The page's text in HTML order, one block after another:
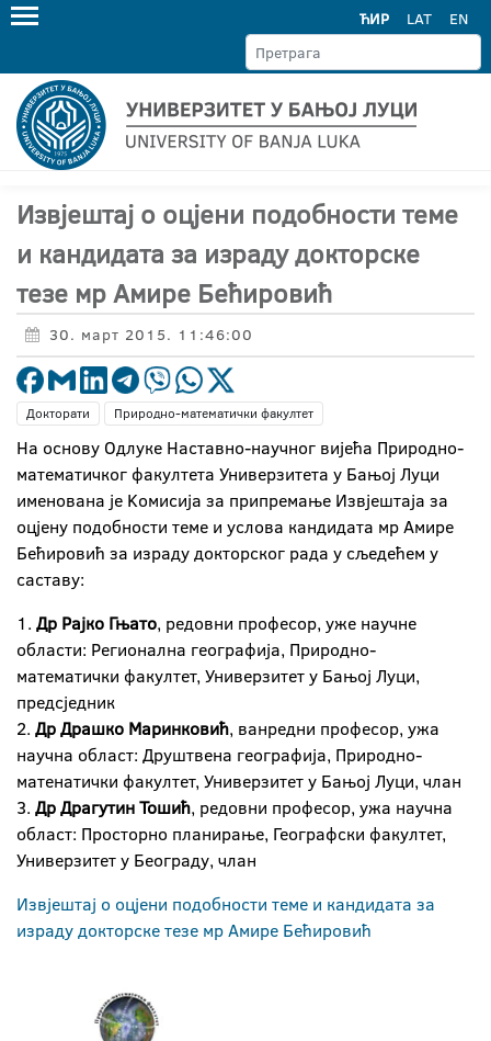
ЋИР LAT EN
Извјештај о оцјени подобности теме
и кандидата за израду докторске
тезе мр Амире Бећировић
30. март 2015. 11:46:00
Докторати Природно-математички факултет
На основу Одлуке Наставно-научног вијећа Природно-
математичког факултета Универзитета у Бањој Луци
именована је Kомисија за припремање Извјештаја за
оцјену подобности теме и услова кандидата мр Амире
Бећировић за израду докторског рада у сљедећем у
саставу:
1. Др Рајко Гњато, редовни професор, уже научне
области: Регионална географија, Природно-
математички факултет, Универзитет у Бањој Луци,
предсједник
2. Др Драшко Маринковић, ванредни професор, ужа
научна област: Друштвена географија, Природно-
матенатички факултет, Универзитет у Бањој Луци, члан
3. Др Драгутин Тошић, редовни професор, ужа научна
област: Просторно планирање, Географски факултет,
Универзитет у Београду, члан
Извјештај о оцјени подобности теме и кандидата за
израду докторске тезе мр Амире Бећировић